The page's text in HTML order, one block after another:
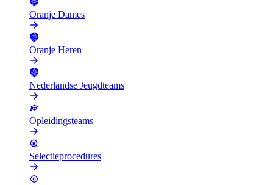
Oranje Dames
Oranje Heren
Nederlandse Jeugdteams
Opleidingsteams
Selectieprocedures